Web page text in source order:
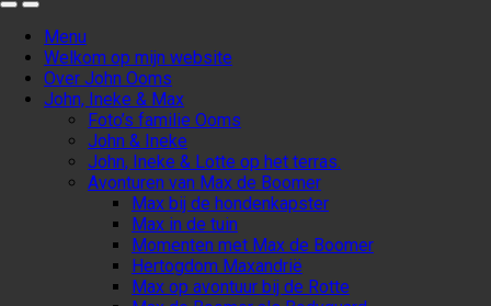
Menu
Welkom op mijn website
Over John Ooms
John, Ineke & Max
Foto’s familie Ooms
John & Ineke
John, Ineke & Lotte op het terras.
Avonturen van Max de Boomer
Max bij de hondenkapster
Max in de tuin
Momenten met Max de Boomer
Hertogdom Maxandrië
Max op avontuur bij de Rotte